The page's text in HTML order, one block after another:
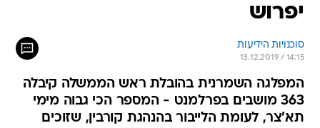
יפרוש
סוכנויות הידיעות
13.12.2019 / 14:15
המפלגה השמרנית בהובלת ראש הממשלה קיבלה
363 מושבים בפרלמנט - המספר הכי גבוה מימי
תא'צר, לעומת הלייבור בהנהגת קורבין, שזוכים